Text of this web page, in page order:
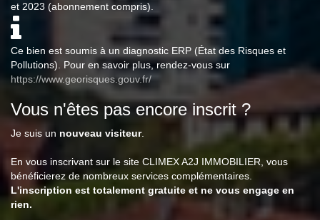
et 2023 (abonnement compris).
Ce bien est soumis à un diagnostic ERP (État des Risques et
Pollutions). Pour en savoir plus, rendez-vous sur
https://www.georisques.gouv.fr/
Vous n'êtes pas encore inscrit ?
Je suis un nouveau visiteur.
En vous inscrivant sur le site CLIMEX A2J IMMOBILIER, vous
bénéficierez de nombreux services complémentaires.
L'inscription est totalement gratuite et ne vous engage en
rien.